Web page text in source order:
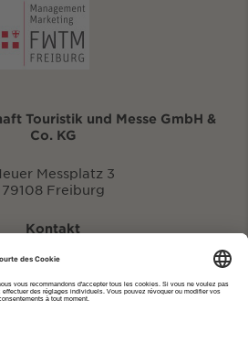
Touristik und Messe GmbH &
Co. KG
Messplatz 3
79108 Freiburg
Kontakt